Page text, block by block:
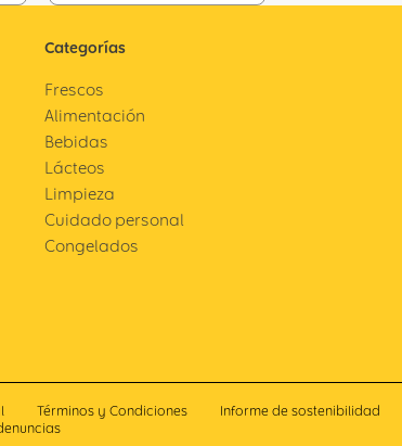
Categorías
Frescos
Alimentación
Bebidas
Lácteos
Limpieza
Cuidado personal
Congelados
Términos y Condiciones Informe de sostenibilidad